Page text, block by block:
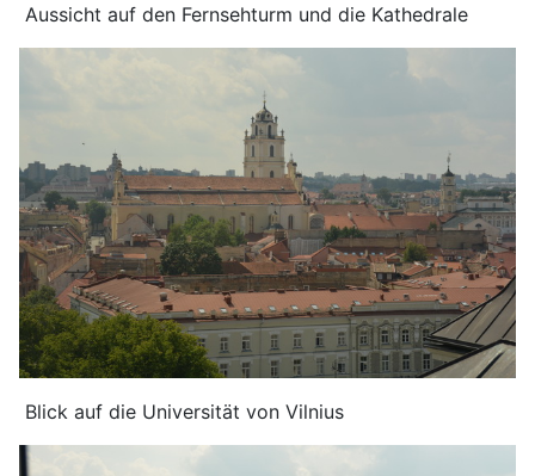
Aussicht auf den Fernsehturm und die Kathedrale
Blick auf die Universität von Vilnius